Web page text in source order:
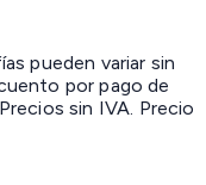
pueden variar sin
por pago de
sin IVA. Precio